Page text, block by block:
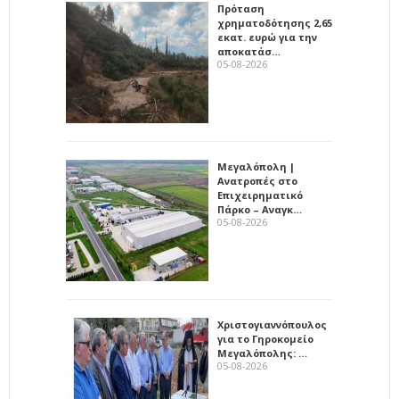
Πρόταση
χρηματοδότησης 2,65
εκατ. ευρώ για την
αποκατάσ…
05-08-2026
Μεγαλόπολη |
Ανατροπές στο
Επιχειρηματικό
Πάρκο – Αναγκ…
05-08-2026
Χριστογιαννόπουλος
για το Γηροκομείο
Μεγαλόπολης: …
05-08-2026